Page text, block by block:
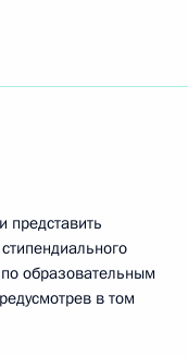
представить
образовательным
в том